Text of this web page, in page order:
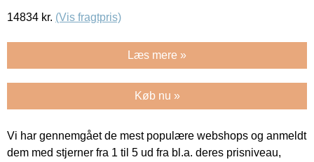
14834 kr. (Vis fragtpris)
Læs mere »
Køb nu »
Vi har gennemgået de mest populære webshops og anmeldt
dem med stjerner fra 1 til 5 ud fra bl.a. deres prisniveau,